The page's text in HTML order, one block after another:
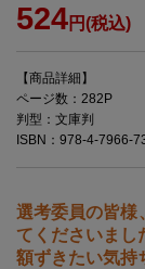
524円(税込)
【商品詳細】
ページ数：282P
判型：文庫判
ISBN：978-4-7966-
選考委員の皆様
てくださいまし
額ずきたい気持